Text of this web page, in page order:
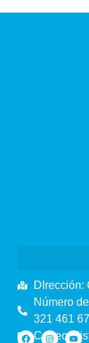
DIrección:
Número
321 461
Correo: